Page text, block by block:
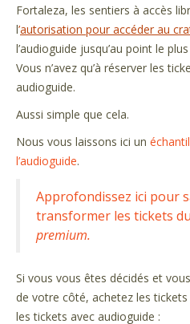
Fortaleza, les sentiers à accès
l’autorisation pour accéder au
l’audioguide jusqu’au point le
Vous n’avez qu’à réserver les
audioguide.
Aussi simple que cela.
Nous vous laissons ici un
l’audioguide.
Approfondissez ici pour
transformer les tickets
premium.
Si vous vous êtes décidés et
de votre côté, achetez les tickets
les tickets avec audioguide :